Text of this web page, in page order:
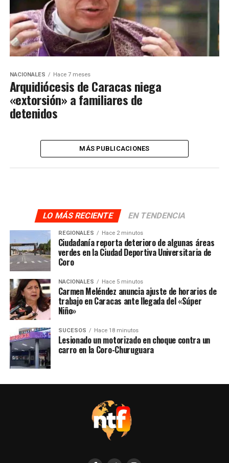
NACIONALES Hace 7 meses
Arquidiócesis de Caracas niega
«extorsión» a familiares de
detenidos
MÁS PUBLICACIONES
LO MÁS RECIENTE EN TENDENCIA
REGIONALES Hace 2 minutos
Ciudadanía reporta deterioro de algunas áreas
verdes en la Ciudad Deportiva Universitaria de
Coro
NACIONALES Hace 5 minutos
Carmen Meléndez anuncia ajuste de horarios de
trabajo en Caracas ante llegada del «Súper
Niño»
SUCESOS Hace 18 minutos
Lesionado un motorizado en choque contra un
carro en la Coro-Churuguara